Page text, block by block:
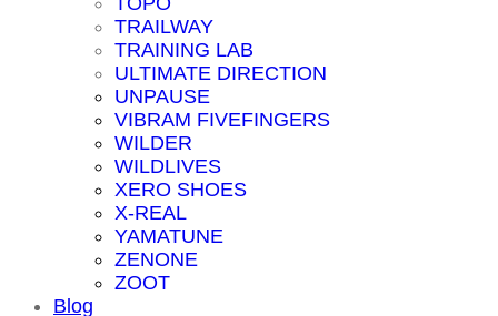
TRAILWAY
TRAINING LAB
ULTIMATE DIRECTION
UNPAUSE
VIBRAM FIVEFINGERS
WILDER
WILDLIVES
XERO SHOES
X-REAL
YAMATUNE
ZENONE
ZOOT
Blog